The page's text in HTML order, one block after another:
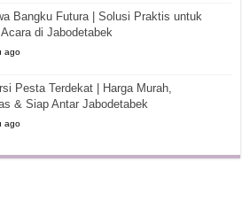
Bangku Futura | Solusi Praktis untuk
di Jabodetabek
ago
Pesta Terdekat | Harga Murah,
& Siap Antar Jabodetabek
ago